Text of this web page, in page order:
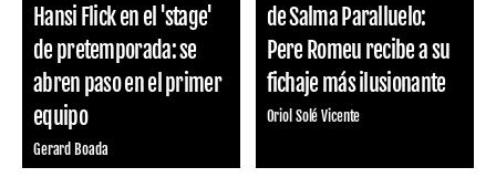
Hansi Flick en el 'stage'
de pretemporada: se
abren paso en el primer
equipo
Gerard Boada
de Salma Paralluelo:
Pere Romeu recibe a su
fichaje más ilusionante
Oriol Solé Vicente